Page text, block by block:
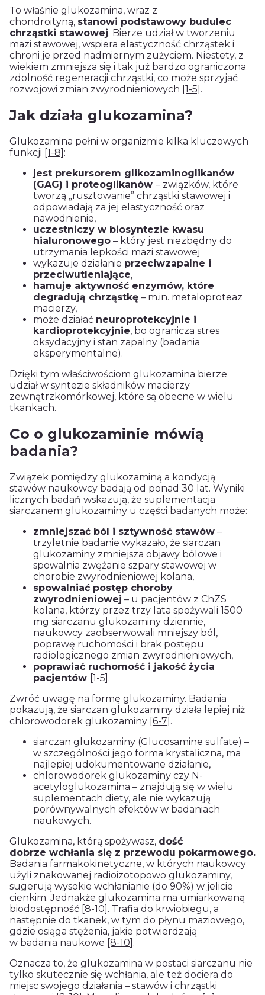
To właśnie glukozamina, wraz z
chondroityną, stanowi podstawowy budulec
chrząstki stawowej. Bierze udział w tworzeniu
mazi stawowej, wspiera elastyczność chrząstek i
chroni je przed nadmiernym zużyciem. Niestety, z
wiekiem zmniejsza się i tak już bardzo ograniczona
zdolność regeneracji chrząstki, co może sprzyjać
rozwojowi zmian zwyrodnieniowych [1-5] .
Jak działa glukozamina?
Glukozamina pełni w organizmie kilka kluczowych
funkcji [1-8] :
jest prekursorem glikozaminoglikanów
(GAG) i proteoglikanów – związków, które
tworzą „rusztowanie” chrząstki stawowej i
odpowiadają za jej elastyczność oraz
nawodnienie,
uczestniczy w biosyntezie kwasu
hialuronowego – który jest niezbędny do
utrzymania lepkości mazi stawowej
wykazuje działanie przeciwzapalne i
przeciwutleniające,
hamuje aktywność enzymów, które
degradują chrząstkę – m.in. metaloproteaz
macierzy,
może działać neuroprotekcyjnie i
kardioprotekcyjnie, bo ogranicza stres
oksydacyjny i stan zapalny (badania
eksperymentalne).
Dzięki tym właściwościom glukozamina bierze
udział w syntezie składników macierzy
zewnątrzkomórkowej, które są obecne w wielu
tkankach.
Co o glukozaminie mówią
badania?
Związek pomiędzy glukozaminą a kondycją
stawów naukowcy badają od ponad 30 lat. Wyniki
licznych badań wskazują, że suplementacja
siarczanem glukozaminy u części badanych może:
zmniejszać ból i sztywność stawów –
trzyletnie badanie wykazało, że siarczan
glukozaminy zmniejsza objawy bólowe i
spowalnia zwężanie szpary stawowej w
chorobie zwyrodnieniowej kolana,
spowalniać postęp choroby
zwyrodnieniowej – u pacjentów z ChZS
kolana, którzy przez trzy lata spożywali 1500
mg siarczanu glukozaminy dziennie,
naukowcy zaobserwowali mniejszy ból,
poprawę ruchomości i brak postępu
radiologicznego zmian zwyrodnieniowych,
poprawiać ruchomość i jakość życia
pacjentów [1-5] .
Zwróć uwagę na formę glukozaminy. Badania
pokazują, że siarczan glukozaminy działa lepiej niż
chlorowodorek glukozaminy [6-7] .
siarczan glukozaminy (Glucosamine sulfate) –
w szczególności jego forma krystaliczna, ma
najlepiej udokumentowane działanie,
chlorowodorek glukozaminy czy N-
acetyloglukozamina – znajdują się w wielu
suplementach diety, ale nie wykazują
porównywalnych efektów w badaniach
naukowych.
Glukozamina, którą spożywasz, dość
dobrze wchłania się z przewodu pokarmowego.
Badania farmakokinetyczne, w których naukowcy
użyli znakowanej radioizotopowo glukozaminy,
sugerują wysokie wchłanianie (do 90%) w jelicie
cienkim. Jednakże glukozamina ma umiarkowaną
biodostępność [8-10] . Trafia do krwiobiegu, a
następnie do tkanek, w tym do płynu maziowego,
gdzie osiąga stężenia, jakie potwierdzają
w badania naukowe [8-10] .
Oznacza to, że glukozamina w postaci siarczanu nie
tylko skutecznie się wchłania, ale też dociera do
miejsc swojego działania – stawów i chrząstki